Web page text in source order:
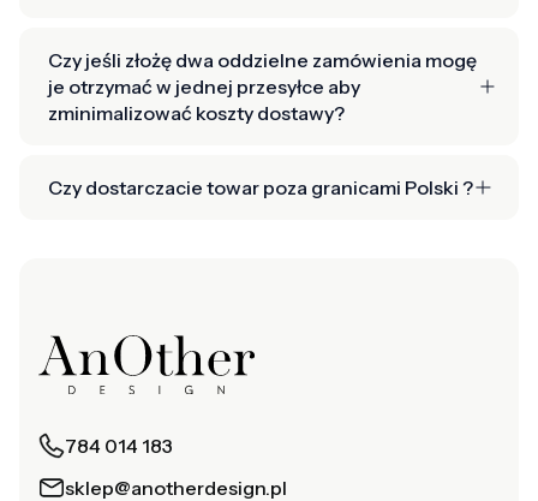
Czy jeśli złożę dwa oddzielne zamówienia mogę
je otrzymać w jednej przesyłce aby
zminimalizować koszty dostawy?
Czy dostarczacie towar poza granicami Polski ?
784 014 183
sklep@anotherdesign.pl